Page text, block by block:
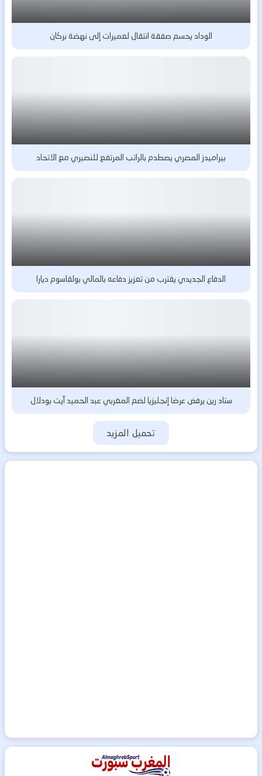
الوداد يحسم صفقة انتقال لعميرات إلى نهضة بركان
بيراميدز المصري يصطدم بالراتب المرتفع للنصيري مع الاتحاد
الدفاع الجديدي يقترب من تعزيز دفاعه بالمالي بولقاسوم ديارا
ستاد رين يرفض عرضا إنجليزيا لضم المغربي عبد الحميد آيت بودلال
تحميل المزيد